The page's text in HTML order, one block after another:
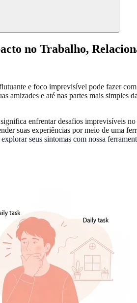
no Trabalho,
e foco imprevisível pode fazer
amizades e até nas partes mais simples
enfrentar desafios imprevisíveis no
suas experiências por meio de uma
explorar seus sintomas com nossa